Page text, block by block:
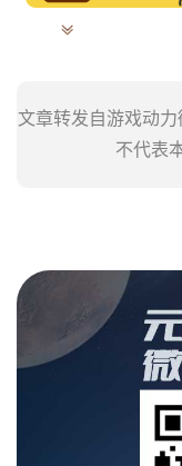
文章转发自游戏动
不代表